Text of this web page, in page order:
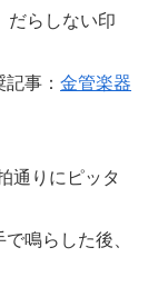
だらしない印
事： 金管楽器
通りにピッタ
鳴らした後、